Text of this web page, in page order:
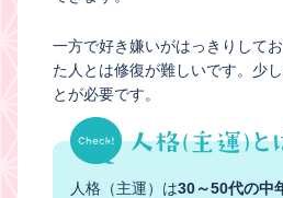
一方で好き嫌いがはっきりして
た人とは修復が難しいです。少
とが必要です。
人格（主運）は30～50代の中